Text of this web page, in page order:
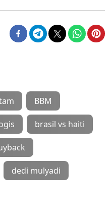
BBM
brasil vs haiti
dedi mulyadi